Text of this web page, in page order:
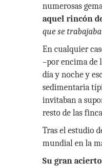
numerosas
aquel rincón
que se
En cualquier
–por encima de
día y noche y
sedimentaria
invitaban a
resto de las
Tras el estudio
mundial en la
Su gran